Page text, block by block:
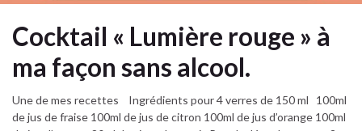
Cocktail « Lumière rouge » à
ma façon sans alcool.
Une de mes recettes Ingrédients pour 4 verres de 150 ml 100ml
de jus de fraise 100ml de jus de citron 100ml de jus d’orange 100ml